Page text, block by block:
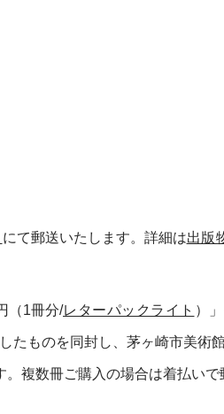
にて郵送いたします。詳細は出版
（1冊分/レターパックライト ）
ものを同封し、茅ヶ崎市美術館
複数冊ご購入の場合は着払い